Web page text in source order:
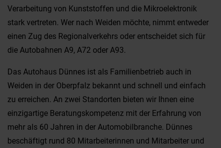
Verarbeitung von Kunststoffen und die Mikroelektronik
stark vertreten. Wer nach Weiden möchte, nimmt entweder
einen Zug des Regionalverkehrs oder entscheidet sich für
die Autobahnen A9, A72 oder A93.
Das Autohaus Dünnes ist als Familienbetrieb auch in
Weiden in der Oberpfalz bekannt und schnell und einfach
zu erreichen. An zwei Standorten bieten wir Ihnen eine
einzigartige Beratungskompetenz mit der Erfahrung von
mehr als 60 Jahren in der Automobilbranche. Dünnes
beschäftigt rund 80 Mitarbeiterinnen und Mitarbeiter und